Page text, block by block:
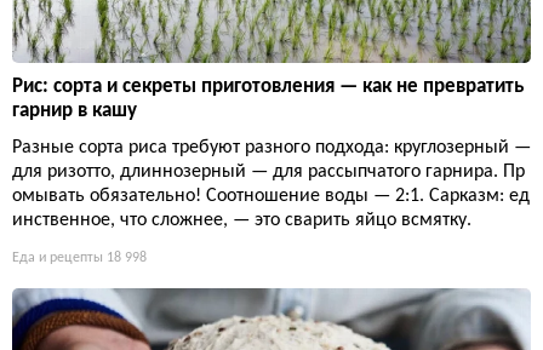
Рис: сорта и секреты приготовления — как не превратить
гарнир в кашу
Разные сорта риса требуют разного подхода: круглозерный —
для ризотто, длиннозерный — для рассыпчатого гарнира. Пр
омывать обязательно! Соотношение воды — 2:1. Сарказм: ед
инственное, что сложнее, — это сварить яйцо всмятку.
Еда и рецепты 18 998